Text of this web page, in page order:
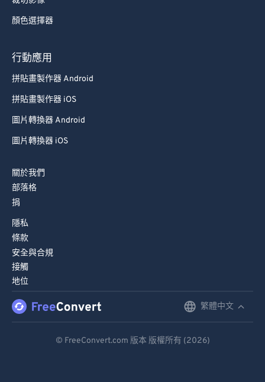
顏色選擇器
行動應用
拼貼畫製作器 Android
拼貼畫製作器 iOS
圖片轉換器 Android
圖片轉換器 iOS
關於我們
部落格
捐
隱私
條款
安全與合規
接觸
地位
繁體中文
© FreeConvert.com 版本 版權所有 (2026)